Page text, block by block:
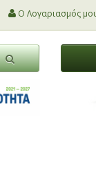
Ο Λογαριασμός